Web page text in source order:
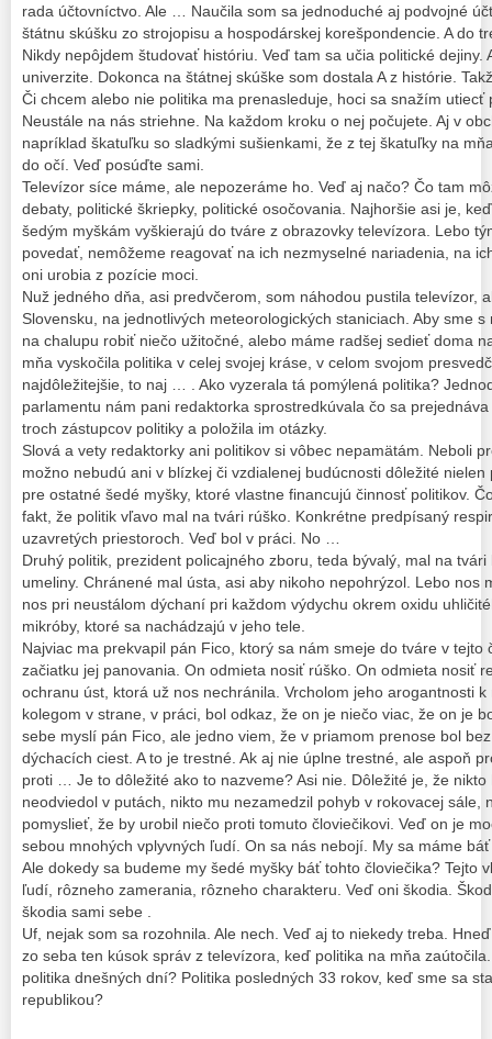
rada účtovníctvo. Ale … Naučila som sa jednoduché aj podvojné
štátnu skúšku zo strojopisu a hospodárskej korešpondencie. A do
Nikdy nepôjdem študovať históriu. Veď tam sa učia politické
univerzite. Dokonca na štátnej skúške som dostala A z histórie.
Či chcem alebo nie politika ma prenasleduje, hoci sa snažím utiecť
Neustále na nás striehne. Na každom kroku o nej počujete. Aj v
napríklad škatuľku so sladkými sušienkami, že z tej škatuľky na
do očí. Veď posúďte sami.
Televízor síce máme, ale nepozeráme ho. Veď aj načo? Čo tam
debaty, politické škriepky, politické osočovania. Najhoršie asi je,
šedým myškám vyškierajú do tváre z obrazovky televízora. Lebo
povedať, nemôžeme reagovať na ich nezmyselné nariadenia, na
oni urobia z pozície moci.
Nuž jedného dňa, asi predvčerom, som náhodou pustila televízor,
Slovensku, na jednotlivých meteorologických staniciach. Aby sme
na chalupu robiť niečo užitočné, alebo máme radšej sedieť doma
mňa vyskočila politika v celej svojej kráse, v celom svojom
najdôležitejšie, to naj … . Ako vyzerala tá pomýlená politika?
parlamentu nám pani redaktorka sprostredkúvala čo sa
troch zástupcov politiky a položila im otázky.
Slová a vety redaktorky ani politikov si vôbec nepamätám. Neboli
možno nebudú ani v blízkej či vzdialenej budúcnosti dôležité
pre ostatné šedé myšky, ktoré vlastne financujú činnosť politikov.
fakt, že politik vľavo mal na tvári rúško. Konkrétne predpísaný
uzavretých priestoroch. Veď bol v práci. No …
Druhý politik, prezident policajného zboru, teda bývalý, mal na
umeliny. Chránené mal ústa, asi aby nikoho nepohrýzol. Lebo nos
nos pri neustálom dýchaní pri každom výdychu okrem oxidu
mikróby, ktoré sa nachádzajú v jeho tele.
Najviac ma prekvapil pán Fico, ktorý sa nám smeje do tváre v tejto
začiatku jej panovania. On odmieta nosiť rúško. On odmieta nosiť
ochranu úst, ktorá už nos nechránila. Vrcholom jeho arogantnosti
kolegom v strane, v práci, bol odkaz, že on je niečo viac, že on je
sebe myslí pán Fico, ale jedno viem, že v priamom prenose bol
dýchacích ciest. A to je trestné. Ak aj nie úplne trestné, ale aspoň
proti … Je to dôležité ako to nazveme? Asi nie. Dôležité je, že
neodviedol v putách, nikto mu nezamedzil pohyb v rokovacej sále,
pomyslieť, že by urobil niečo proti tomuto človiečikovi. Veď on je
sebou mnohých vplyvných ľudí. On sa nás nebojí. My sa máme
Ale dokedy sa budeme my šedé myšky báť tohto človiečika? Tejto
ľudí, rôzneho zamerania, rôzneho charakteru. Veď oni škodia.
škodia sami sebe .
Uf, nejak som sa rozohnila. Ale nech. Veď aj to niekedy treba.
zo seba ten kúsok správ z televízora, keď politika na mňa
politika dnešných dní? Politika posledných 33 rokov, keď sme sa
republikou?